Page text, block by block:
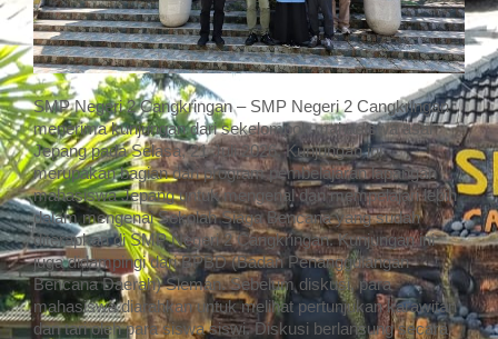
SMP Negeri 2 Cangkringan – SMP Negeri 2 Cangkringan
menerima kunjungan dari sekelompok mahasiswa asal
Jepang pada Selasa, 21 Juli 2026. Kunjungan ini
merupakan bagian dari program pembelajaran lapangan
mahasiswa Jepang untuk mengenal dan mempelajari lebih
dalam mengenai Sekolah Siaga Bencana yang sudah
diterapkan di SMP Negeri 2 Cangkringan. Kunjungan ini
juga didampingi dari BPBD (Badan Penanggulangan
Bencana Daerah) Sleman. Sebelum diskusi, para
mahasiswa diarahkan untuk melihat pertunjukan karawitan
dan tari oleh para siswa siswi. Diskusi berlansung secara